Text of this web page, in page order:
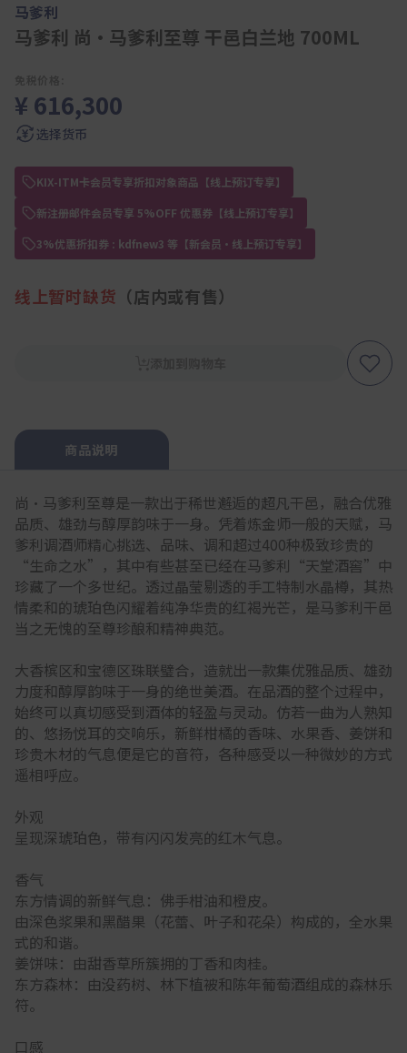
马爹利
马爹利 尚•马爹利至尊 干邑白兰地 700ML
¥ 616,300
选择货币
KIX-ITM卡会员专享折扣对象商品【线上预订专享】
新注册邮件会员专享 5%OFF 优惠券【线上预订专享】
3%优惠折扣券 : kdfnew3 等【新会员・线上预订专享】
线上暂时缺货 （店内或有售）
商品说明
尚•马爹利至尊是一款出于稀世邂逅的超凡干邑，融合优雅
品质、雄劲与醇厚韵味于一身。凭着炼金师一般的天赋，马
爹利调酒师精心挑选、品味、调和超过400种极致珍贵的
“生命之水”，其中有些甚至已经在马爹利“天堂酒窖”中
珍藏了一个多世纪。透过晶莹剔透的手工特制水晶樽，其热
情柔和的琥珀色闪耀着纯净华贵的红褐光芒，是马爹利干邑
当之无愧的至尊珍酿和精神典范。
大香槟区和宝德区珠联璧合，造就出一款集优雅品质、雄劲
力度和醇厚韵味于一身的绝世美酒。在品酒的整个过程中，
始终可以真切感受到酒体的轻盈与灵动。仿若一曲为人熟知
的、悠扬悦耳的交响乐，新鲜柑橘的香味、水果香、姜饼和
珍贵木材的气息便是它的音符，各种感受以一种微妙的方式
遥相呼应。
外观
呈现深琥珀色，带有闪闪发亮的红木气息。
香气
东方情调的新鲜气息：佛手柑油和橙皮。
由深色浆果和黑醋果（花蕾、叶子和花朵）构成的，全水果
式的和谐。
姜饼味：由甜香草所簇拥的丁香和肉桂。
东方森林：由没药树、林下植被和陈年葡萄酒组成的森林乐
符。
口感